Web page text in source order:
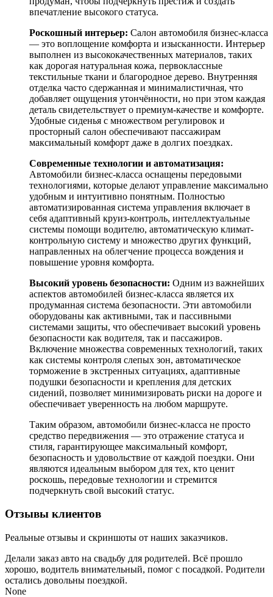
впечатление высокого статуса.
Роскошный интерьер: Салон автомобиля бизнес-класса
— это воплощение комфорта и изысканности. Интерьер
выполнен из высококачественных материалов, таких
как дорогая натуральная кожа, первоклассные
текстильные ткани и благородное дерево. Внутренняя
отделка часто сдержанная и минималистичная, что
добавляет ощущения утончённости, но при этом каждая
деталь свидетельствует о премиум-качестве и комфорте.
Удобные сиденья с множеством регулировок и
просторный салон обеспечивают пассажирам
максимальный комфорт даже в долгих поездках.
Современные технологии и автоматизация:
Автомобили бизнес-класса оснащены передовыми
технологиями, которые делают управление максимально
удобным и интуитивно понятным. Полностью
автоматизированная система управления включает в
себя адаптивный круиз-контроль, интеллектуальные
системы помощи водителю, автоматическую климат-
контрольную систему и множество других функций,
направленных на облегчение процесса вождения и
повышение уровня комфорта.
Высокий уровень безопасности: Одним из важнейших
аспектов автомобилей бизнес-класса является их
продуманная система безопасности. Эти автомобили
оборудованы как активными, так и пассивными
системами защиты, что обеспечивает высокий уровень
безопасности как водителя, так и пассажиров.
Включение множества современных технологий, таких
как системы контроля слепых зон, автоматическое
торможение в экстренных ситуациях, адаптивные
подушки безопасности и крепления для детских
сидений, позволяет минимизировать риски на дороге и
обеспечивает уверенность на любом маршруте.
Таким образом, автомобили бизнес-класса не просто
средство передвижения — это отражение статуса и
стиля, гарантирующее максимальный комфорт,
безопасность и удовольствие от каждой поездки. Они
являются идеальным выбором для тех, кто ценит
роскошь, передовые технологии и стремится
подчеркнуть свой высокий статус.
Отзывы клиентов
Реальные отзывы и скриншоты от наших заказчиков.
Делали заказ авто на свадьбу для родителей. Всё прошло
хорошо, водитель внимательный, помог с посадкой. Родители
остались довольны поездкой.
None